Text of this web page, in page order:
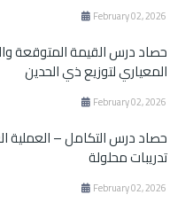
February 02, 2026
حصاد درس القيمة المتوقعة
المعياري لتوزيع ذي الحدين
February 02, 2026
حصاد درس التكامل – العملية
تدريبات محلولة
February 02, 2026